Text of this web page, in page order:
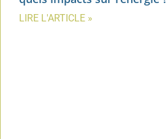
LIRE L'ARTICLE »